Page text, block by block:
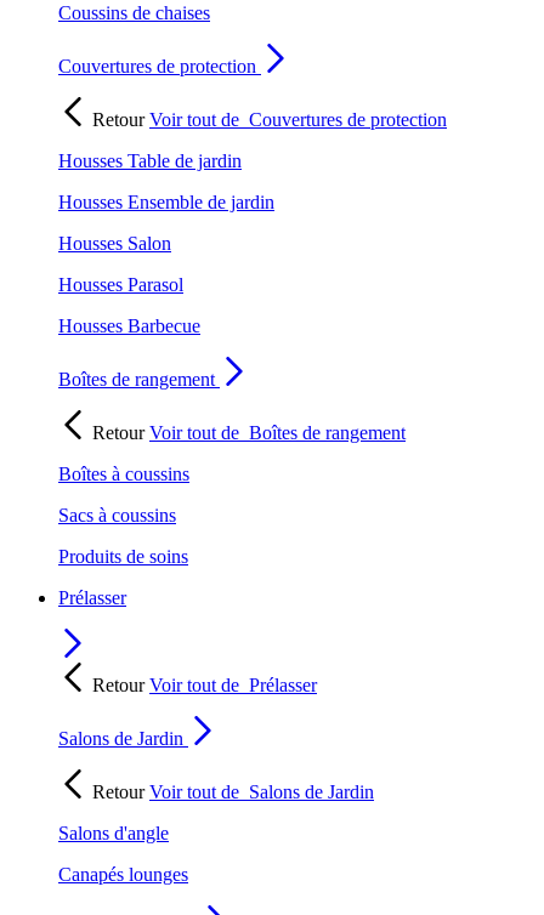
Coussins de chaises
Couvertures de protection
RetourVoir tout de Couvertures de protection
Housses Table de jardin
Housses Ensemble de jardin
Housses Salon
Housses Parasol
Housses Barbecue
Boîtes de rangement
RetourVoir tout de Boîtes de rangement
Boîtes à coussins
Sacs à coussins
Produits de soins
Prélasser
RetourVoir tout de Prélasser
Salons de Jardin
RetourVoir tout de Salons de Jardin
Salons d'angle
Canapés lounges